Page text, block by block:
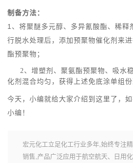
制备方法：
1、将聚醚多元醇、多异氰酸酯、稀释
行脱水处理后，添加预聚物催化剂来
酯预聚物；
2、增塑剂、聚氨酯预聚物、吸水
化剂混合均匀，获得上述免底涂单组份
今天，小编就给大家介绍到这里了，
小编！
宏元化工立足化工行业多年,始终专注
销售,产品广泛应用于航空航天、日用